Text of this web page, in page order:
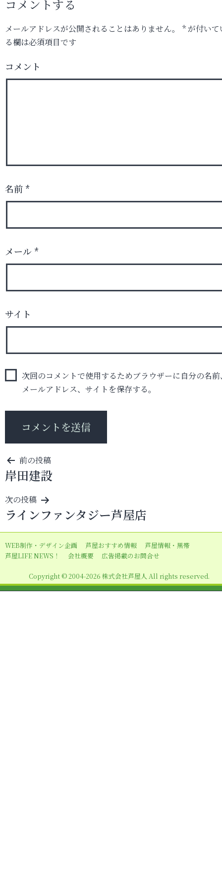
コメントする
メールアドレスが公開されることはありません。 *が付いて
る欄は必須項目です
コメント
名前 *
メール *
サイト
次回のコメントで使用するためブラウザーに自分の名前
メールアドレス、サイトを保存する。
投
稿
ナ
ビ
ゲ
ー
シ
ン
前の投稿
岸田建設
次の投稿
ラインファンタジー芦屋店
WEB制作・デザイン企画 芦屋おすすめ情報
芦屋情報・黒帯
芦屋LIFE NEWS！
会社概要 広告掲載のお問合せ
Copyright © 2004-2026 株式会社芦屋人 All rights reserved.